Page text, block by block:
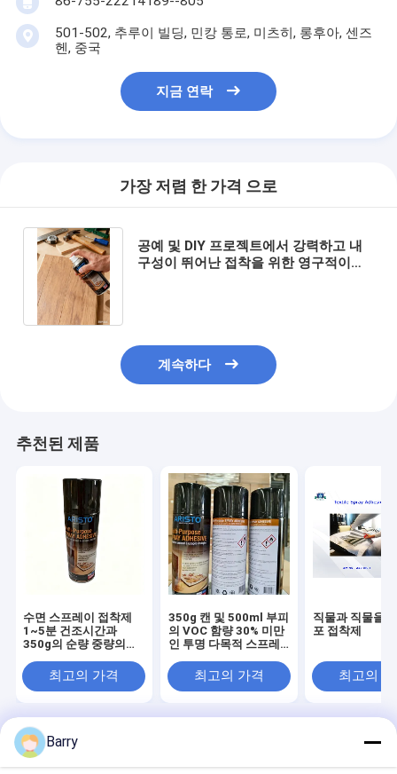
501-502, 추루이 빌딩, 민캉 통로, 미츠히, 롱후아, 센즈
헨, 중국
지금 연락
가장 저렴 한 가격 으로
공예 및 DIY 프로젝트에서 강력하고 내
구성이 뛰어난 접착을 위한 영구적이고
계속하다
추천된 제품
수면 스프레이 접착제
1~5분 건조시간과
350g의 순량 중량의
최고의 가격
350g 캔 및 500ml 부피
의 VOC 함량 30% 미만
인 투명 다목적 스프레
최고의 가격
직물과 직물을
포 접착제
최고의
Barry